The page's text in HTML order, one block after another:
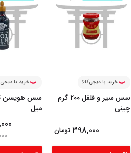
خرید با دیجی‌کالا
سس سیر و فلفل 200 گرم
چینی
398,000 تومان
خرید با
میل